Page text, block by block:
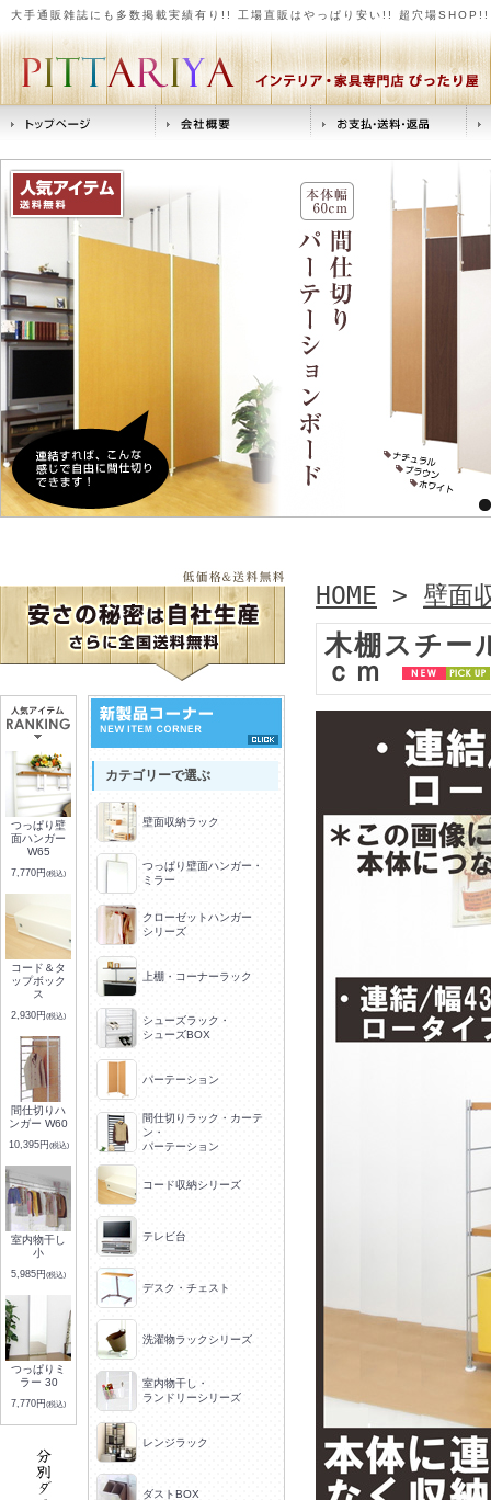
大手通販雑誌にも多数掲載実績有り!! 工場直販はやっぱり安い!! 超穴場
つっぱり壁
面ハンガー
W65
7,770円(税込)
コード＆タ
ップボック
ス
2,930円(税込)
間仕切りハ
ンガー W60
10,395円(税込)
室内物干し
小
5,985円(税込)
つっぱりミ
ラー 30
7,770円(税込)
カテゴリーで選ぶ
壁面収納ラック
つっぱり壁面ハンガー・
ミラー
クローゼットハンガー
シリーズ
上棚・コーナーラック
シューズラック・
シューズBOX
パーテーション
間仕切りラック・カーテ
ン・
パーテーション
コード収納シリーズ
テレビ台
デスク・チェスト
洗濯物ラックシリーズ
室内物干し・
ランドリーシリーズ
レンジラック
ダストBOX
HOME > 壁面
木棚スチ
ｃｍ